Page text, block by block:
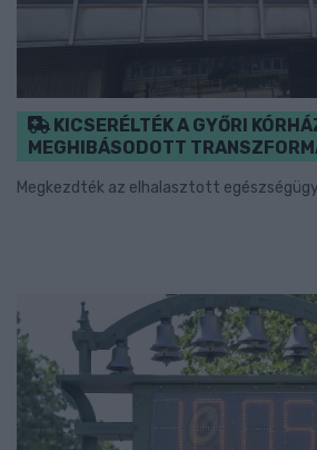
KICSERÉLTÉK A GYŐRI
MEGHIBÁSODOTT
Megkezdték az elhalasztott